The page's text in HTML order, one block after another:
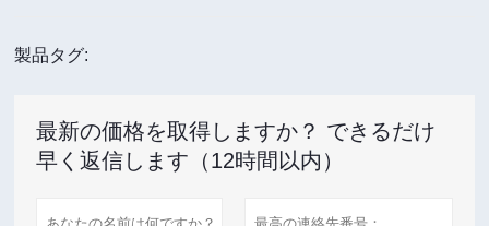
製品タグ:
最新の価格を取得しますか？ できるだけ
早く返信します（12時間以内）